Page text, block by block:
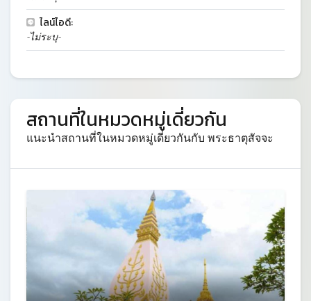
ไลน์ไอดี:
-ไม่ระบุ-
สถานที่ในหมวดหมู่เดี่ยวกัน
แนะนำสถานที่ในหมวดหมู่เดี่ยวกันกับ พระธาตุสัจจะ